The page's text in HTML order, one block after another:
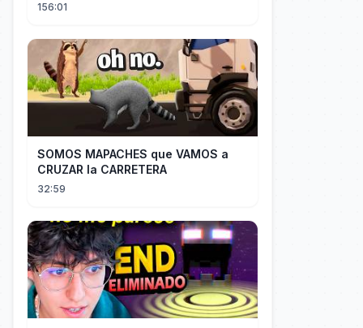
ella enseguida!
156:01
SOMOS MAPACHES que VAMOS a
CRUZAR la CARRETERA
32:59